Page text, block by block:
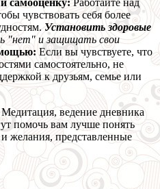
самооценку: Работайте над
чувствовать себя более
Установить здоровые
"нет" и защищать свои
Если вы чувствуете, что
самостоятельно, не
к друзьям, семье или
Медитация, ведение дневника
помочь вам лучше понять
желания, представленные